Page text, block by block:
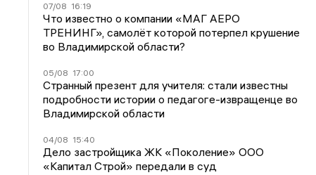
07/08 16:19
Что известно о компании «МАГ АЕРО
ТРЕНИНГ», самолёт которой потерпел крушение
во Владимирской области?
05/08 17:00
Странный презент для учителя: стали известны
подробности истории о педагоге-извращенце во
Владимирской области
04/08 15:40
Дело застройщика ЖК «Поколение» ООО
«Капитал Строй» передали в суд